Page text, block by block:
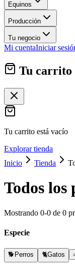
Equinos
Producción
Tu negocio
Mi cuentaIniciar
Tu carrito
Tu carrito está vacío
Explorar tienda
Inicio
Tienda
Todos los
Mostrando 0-0 de 0
Especie
🐕 Perros 🐈Gatos